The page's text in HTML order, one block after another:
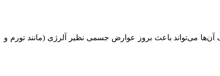
می‌تواند باعث بروز عوارض جسمی نظیر آلرژی (مانند تورم و